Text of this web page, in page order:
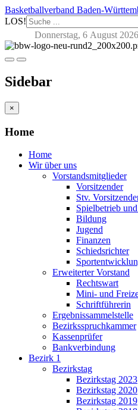
Basketballverband Baden-
LOS!
Donnerstag, 6 August 2026
Sidebar
×
Home
Home
Wir über uns
Vorstandsmitglieder
Vorsitzender
Stv.
Spielbetrieb
Bildung
Jugend
Finanzen
Schiedsrichter
Erweiterter Vorstand
Rechtswart
Mini- und
Schriftführerin
Ergebnissammelstelle
Bezirksspruchkammer
Kassenprüfer
Bankverbindung
Bezirk 1
Bezirkstag
Bezirkstag 2023
Bezirkstag 2020
Bezirkstag 2019